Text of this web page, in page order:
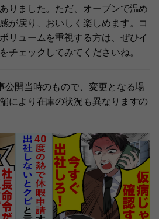
りました。ただ、オーブンで温め
が戻り、おいしく楽しめます。コ
リュームを重視する方は、ぜひイ
チェックしてみてくださいね。
公開当時のもので、変更となる場
により在庫の状況も異なりますの